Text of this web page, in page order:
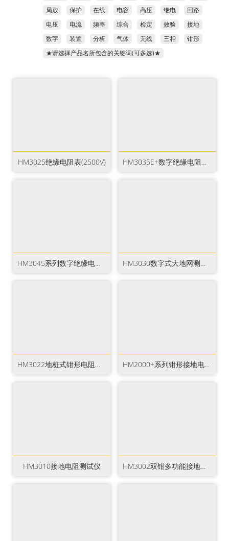
局放
保护 在线 电容 高压 继电
回路
电压
电流 频率 综合 检定 效验
接地
数字
装置 分析 气体 无线 三相
钳形
★请选择产品名所包含的关键词(可多选)★
HM3025绝缘电阻表(2500V) HM3035E+数字绝缘电阻表(10kV)
HM3045系列数字绝缘电阻表(15kV) HM3030数字式大地网测试仪
HM3022地桩式钳形电阻测试仪 HM2000+系列钳形接地电阻测试仪
HM3010接地电阻测试仪 HM3002双钳多功能接地电阻测试仪